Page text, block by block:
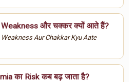
Weakness और चक्कर क्यों आते हैं?
Aur Chakkar Kyu Aate
का Risk कब बढ़ जाता है?